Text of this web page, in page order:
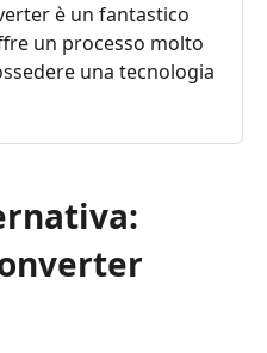
è un fantastico
un processo molto
una tecnologia